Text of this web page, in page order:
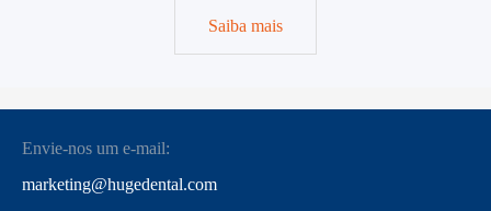
Saiba mais
Envie-nos um e-mail:
marketing@hugedental.com